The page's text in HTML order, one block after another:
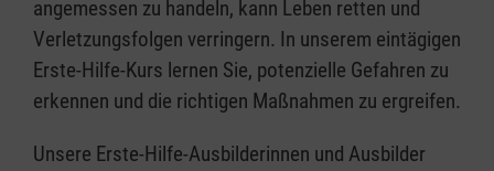
angemessen zu handeln, kann Leben retten und
Verletzungsfolgen verringern. In unserem eintägigen
Erste-Hilfe-Kurs lernen Sie, potenzielle Gefahren zu
erkennen und die richtigen Maßnahmen zu ergreifen.
Unsere Erste-Hilfe-Ausbilderinnen und Ausbilder